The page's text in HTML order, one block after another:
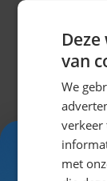
Specificaties
van
We
verkeer
met